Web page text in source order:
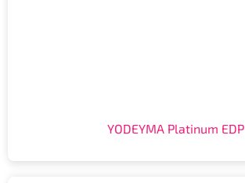
YODEYMA Platinum EDP